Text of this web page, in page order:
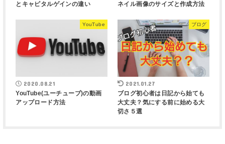
とキャピタルゲインの違い
ネイル画像のサイズと作成方法
YouTube
2020.08.21
YouTube(ユーチューブ)の動画
アップロード方法
ブログ
2021.01.27
ブログ初心者は日記から始ても
大丈夫？気にする前に始める大
切さ５選